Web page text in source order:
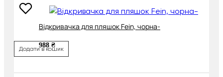
Відкривачка для пляшок Fein, чорна-
988 ₴
Додати в кошик